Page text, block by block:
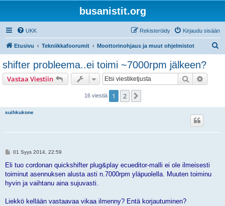
busanistit.org
UKK Kirjaudu sisään
Rekisteröidy
Etusivu Tekniikkafoorumit Moottorinohjaus ja muut ohjelmistot
shifter probleema..ei toimi ~7000rpm jälkeen?
Vastaa Viestiin Etsi
16 viestiä 1 2
suihkukone
V
e
t
i
01 Syys 2014, 22:59
Eli tuo cordonan quickshifter plug&play ecueditor-malli ei ole ilmeisesti
toiminut asennuksen alusta asti n.7000rpm yläpuolella. Muuten toiminu
hyvin ja vaihtanu aina sujuvasti.
Liekkö kellään vastaavaa vikaa ilmenny? Entä korjautuminen?